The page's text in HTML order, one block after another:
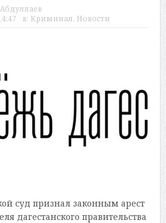
в: Криминал, Новости
суд признал законным арест
дагестанского правительства